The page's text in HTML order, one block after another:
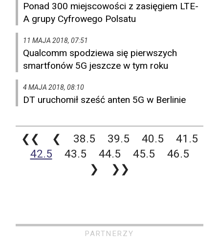
Ponad 300 miejscowości z zasięgiem LTE-
A grupy Cyfrowego Polsatu
11 MAJA 2018, 07:51
Qualcomm spodziewa się pierwszych
smartfonów 5G jeszcze w tym roku
4 MAJA 2018, 08:10
DT uruchomił sześć anten 5G w Berlinie
❮❮ ❮ 38.5 39.5 40.5
41.5
42.5
43.5 44.5 45.5
46.5
❯
❯❯
PARTNERZY